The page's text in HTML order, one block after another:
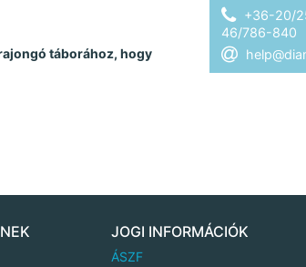
táborához, hogy
+36-20/
46/786-840
JOGI INFORMÁCIÓK
ÁSZF